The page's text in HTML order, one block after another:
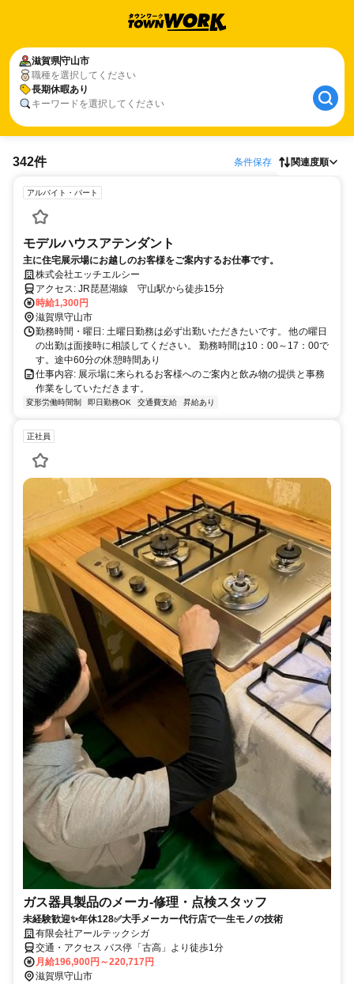
滋賀県守山市
職種を選択してください
長期休暇あり
キーワードを選択してください
342件 条件保存 関連度順
アルバイト・パート
モデルハウスアテンダント
主に住宅展示場にお越しのお客様をご案内するお仕事です。
株式会社エッチエルシー
アクセス: JR琵琶湖線 守山駅から徒歩15分
時給1,300円
滋賀県守山市
勤務時間・曜日: 土曜日勤務は必ず出勤いただきたいです。 他の曜日
の出勤は面接時に相談してください。 勤務時間は10：00～17：00で
す。途中60分の休憩時間あり
仕事内容: 展示場に来られるお客様へのご案内と飲み物の提供と事務
作業をしていただきます。
変形労働時間制 即日勤務OK 交通費支給 昇給あり
正社員
ガス器具製品のメーカ-修理・点検スタッフ
未経験歓迎✨年休128✅大手メーカー代行店で一生モノの技術
有限会社アールテックシガ
交通・アクセス バス停「古高」より徒歩1分
月給196,900円～220,717円
滋賀県守山市